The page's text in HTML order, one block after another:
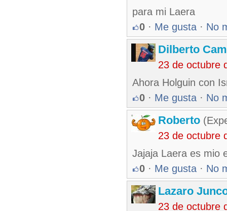
para mi Laera
0 · Me gusta · No
Dilberto
23 de octubre
Ahora Holguin con
0 · Me gusta · No
Roberto
23 de octubre
Jajaja Laera es mio
0 · Me gusta · No
Lazaro
23 de octubre